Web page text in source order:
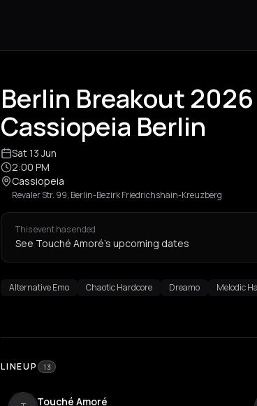
Berlin Breakout
Cassiopeia Berlin
Sat 13 Jun
2:00 PM
Cassiopeia
Revaler Str. 99, Berlin-Bezirk Friedrichshain-Kreuzberg
This event has ended
See Touché Amoré's upcoming dates
Alternative Emo Chaotic Hardcore Dreamo Melodic
LINEUP 13
Touché Amoré